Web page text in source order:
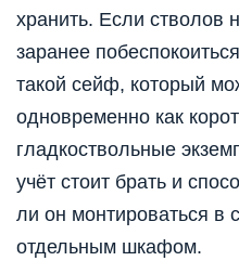
хранить. Если стволов
заранее
такой сейф, который
одновременно как
гладкоствольные
учёт стоит брать и
ли он монтироваться в
отдельным шкафом.